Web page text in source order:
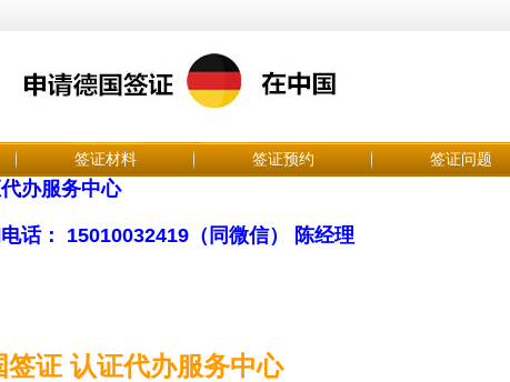
签证材料 签证预约 签证问题
办服务中心
话： 15010032419（同微信） 陈经理
证 认证代办服务中心